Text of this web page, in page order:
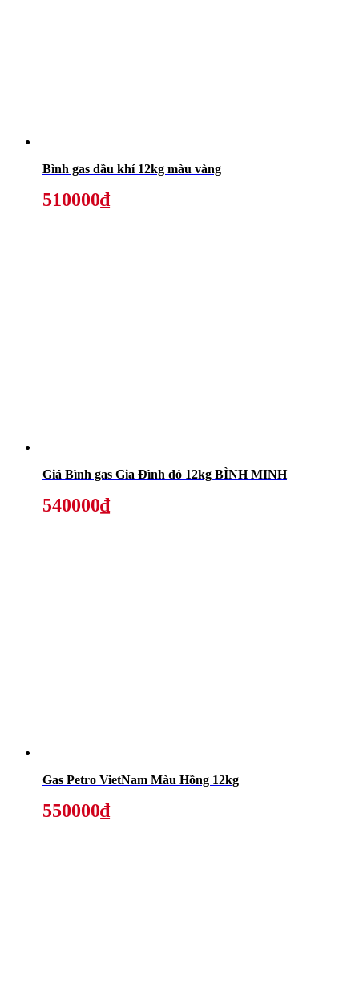
Bình gas dầu khí 12kg màu vàng
510000₫
Giá Bình gas Gia Đình đỏ 12kg BÌNH MINH
540000₫
Gas Petro VietNam Màu Hồng 12kg
550000₫